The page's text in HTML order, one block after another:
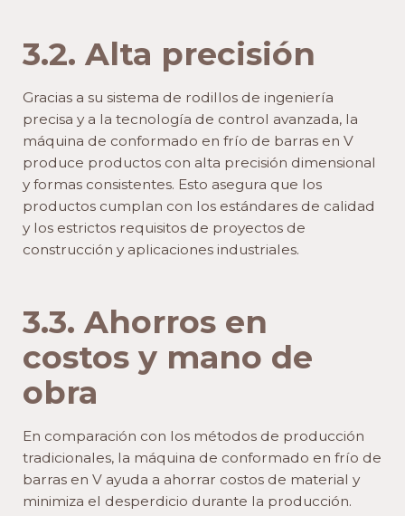
3.2. Alta precisión
Gracias a su sistema de rodillos de ingeniería
precisa y a la tecnología de control avanzada, la
máquina de conformado en frío de barras en V
produce productos con alta precisión dimensional
y formas consistentes. Esto asegura que los
productos cumplan con los estándares de calidad
y los estrictos requisitos de proyectos de
construcción y aplicaciones industriales.
3.3. Ahorros en
costos y mano de
obra
En comparación con los métodos de producción
tradicionales, la máquina de conformado en frío de
barras en V ayuda a ahorrar costos de material y
minimiza el desperdicio durante la producción.